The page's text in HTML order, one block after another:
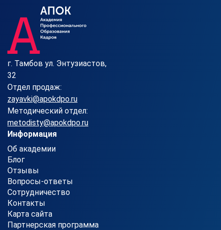
г. Тамбов ул. Энтузиастов,
32
Отдел продаж:
zayavki@apokdpo.ru
Методический отдел:
metodisty@apokdpo.ru
Информация
Об академии
Блог
Отзывы
Вопросы-ответы
Сотрудничество
Контакты
Карта сайта
Партнерская программа